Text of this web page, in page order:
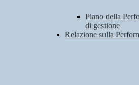
Piano della
di gestione
Relazione sulla